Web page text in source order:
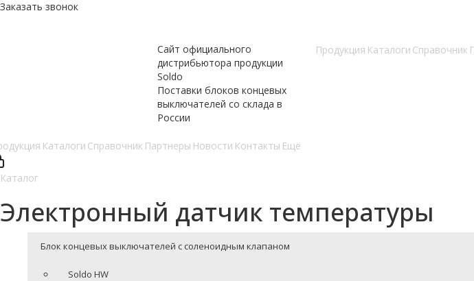
Заказать звонок
Сайт официального
дистрибьютора продукции
Soldo
Поставки блоков концевых
выключателей со склада в
России
Продукция Каталоги Справочник
Каталоги Справочник Партнеры Новости Контакты Ещё
Каталог
Электронный датчик температуры
Блок концевых выключателей с соленоидным клапаном
Soldo HW